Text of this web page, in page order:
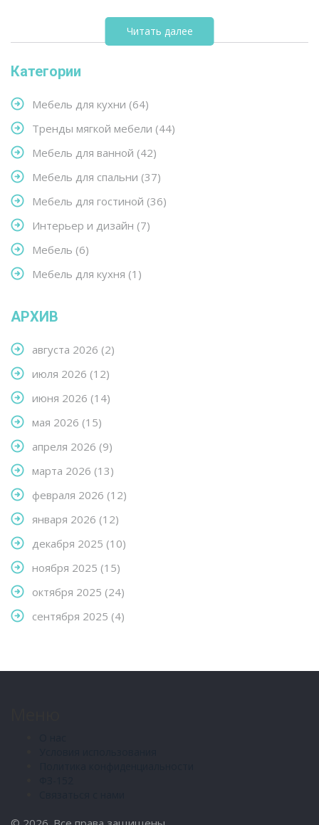
Читать далее
Категории
Мебель для кухни (64)
Тренды мягкой мебели (44)
Мебель для ванной (42)
Мебель для спальни (37)
Мебель для гостиной (36)
Интерьер и дизайн (7)
Мебель (6)
Мебель для кухня (1)
АРХИВ
августа 2026 (2)
июля 2026 (12)
июня 2026 (14)
мая 2026 (15)
апреля 2026 (9)
марта 2026 (13)
февраля 2026 (12)
января 2026 (12)
декабря 2025 (10)
ноября 2025 (15)
октября 2025 (24)
сентября 2025 (4)